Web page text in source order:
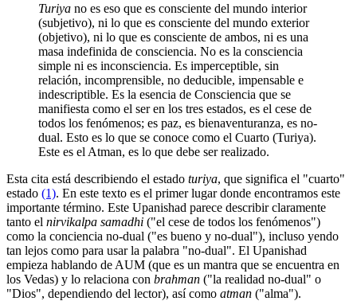
Turiya no es eso que es consciente del mundo interior
(subjetivo), ni lo que es consciente del mundo exterior
(objetivo), ni lo que es consciente de ambos, ni es una
masa indefinida de consciencia. No es la consciencia
simple ni es inconsciencia. Es imperceptible, sin
relación, incomprensible, no deducible, impensable e
indescriptible. Es la esencia de Consciencia que se
manifiesta como el ser en los tres estados, es el cese de
todos los fenómenos; es paz, es bienaventuranza, es no-
dual. Esto es lo que se conoce como el Cuarto (Turiya).
Este es el Atman, es lo que debe ser realizado.
Esta cita está describiendo el estado turiya, que significa el "cuarto"
estado (1). En este texto es el primer lugar donde encontramos este
importante término. Este Upanishad parece describir claramente
tanto el nirvikalpa samadhi ("el cese de todos los fenómenos")
como la conciencia no-dual ("es bueno y no-dual"), incluso yendo
tan lejos como para usar la palabra "no-dual". El Upanishad
empieza hablando de AUM (que es un mantra que se encuentra en
los Vedas) y lo relaciona con brahman ("la realidad no-dual" o
"Dios", dependiendo del lector), así como atman ("alma").